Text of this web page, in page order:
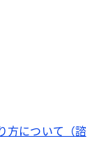
方について（諮